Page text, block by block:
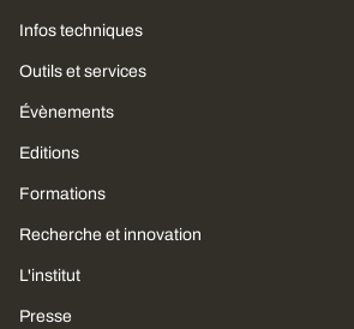
Infos techniques
Outils et services
Évènements
Editions
Formations
Recherche et innovation
L'institut
Presse